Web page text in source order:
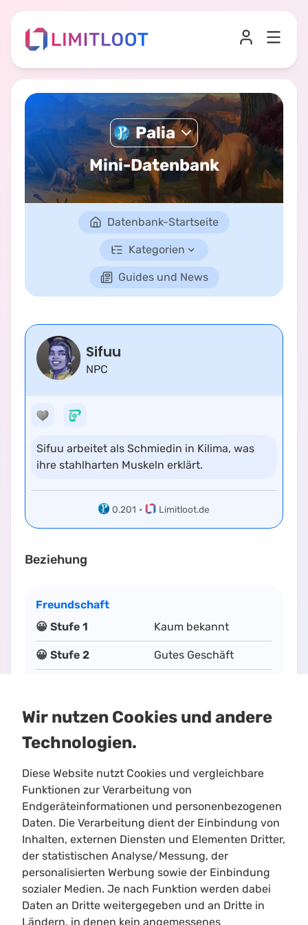
Palia
Mini-Datenbank
Datenbank-Startseite
Kategorien
Guides und News
Sifuu
NPC
Sifuu arbeitet als Schmiedin in Kilima, was
ihre stahlharten Muskeln erklärt.
0.201 • Limitloot.de
Beziehung
Freundschaft
😀 Stufe 1
Kaum bekannt
😀 Stufe 2 Gutes Geschäft
😀 Stufe 4 Gnadenloser Freund
Limitloot
Roadmap
Kontakt
Kooperationen
Wir nutzen Cookies und andere
Technologien.
Diese Website nutzt Cookies und vergleichbare
Funktionen zur Verarbeitung von
Endgeräteinformationen und personenbezogenen
Daten. Die Verarbeitung dient der Einbindung von
Inhalten, externen Diensten und Elementen Dritter,
der statistischen Analyse/Messung, der
personalisierten Werbung sowie der Einbindung
sozialer Medien. Je nach Funktion werden dabei
Daten an Dritte weitergegeben und an Dritte in
Ländern, in denen kein angemessenes